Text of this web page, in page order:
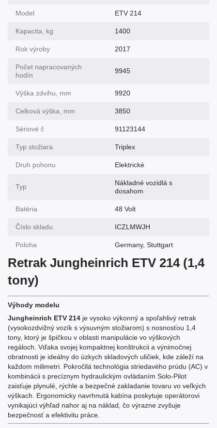
Model ETV 214
Kapacita, kg 1400
Rok výroby 2017
Počet napracovaných
hodín
9945
Výška zdvihu, mm 9920
Celková výška, mm 3850
Sériové č 91123144
Typ stožiara Triplex
Druh pohonu Elektrické
Typ
Nákladné vozidlá s
dosahom
Batéria 48 Volt
Číslo skladu ICZLMWJH
Poloha Germany, Stuttgart
Retrak Jungheinrich ETV 214 (1,4
tony)
Výhody modelu
Jungheinrich ETV 214 je vysoko výkonný a spoľahlivý retrak
(vysokozdvižný vozík s výsuvným stožiarom) s nosnosťou 1,4
tony, ktorý je špičkou v oblasti manipulácie vo výškových
regáloch. Vďaka svojej kompaktnej konštrukcii a výnimočnej
obratnosti je ideálny do úzkych skladových uličiek, kde záleží na
každom milimetri. Pokročilá technológia striedavého prúdu (AC) v
kombinácii s precíznym hydraulickým ovládaním Solo-Pilot
zaisťuje plynulé, rýchle a bezpečné zakladanie tovaru vo veľkých
výškach. Ergonomicky navrhnutá kabína poskytuje operátorovi
vynikajúci výhľad nahor aj na náklad, čo výrazne zvyšuje
bezpečnosť a efektivitu práce.